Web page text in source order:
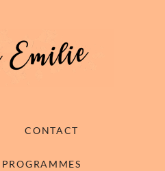
CONTACT